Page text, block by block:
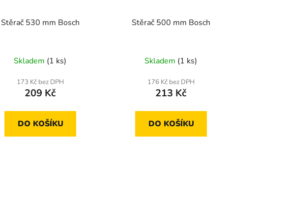
k
Stěrač 530 mm Bosch
Skladem (1 ks)
173 Kč bez DPH
209 Kč
DO KOŠÍKU
Stěrač 500 mm Bosch
Skladem (1 ks)
176 Kč bez DPH
213 Kč
DO KOŠÍKU